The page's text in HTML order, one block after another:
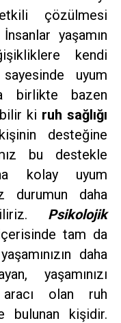
çözülmesi
yaşamın
kendi
uyum
birlikte bazen
ki ruh sağlığı
desteğine
bu destekle
kolay uyum
durumun daha
Psikolojik
tam da
daha
yaşamınızı
aracı olan ruh
bulunan kişidir.